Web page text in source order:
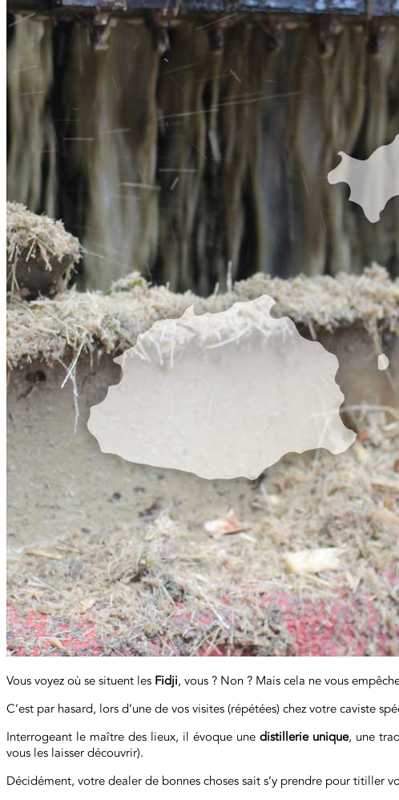
Vous voyez où se situent les Fidji, vous ? Non ? Mais cela ne vous
C’est par hasard, lors d’une de vos visites (répétées) chez votre caviste
Interrogeant le maître des lieux, il évoque une distillerie unique, une
vous les laisser découvrir).
Décidément, votre dealer de bonnes choses sait s’y prendre pour titiller